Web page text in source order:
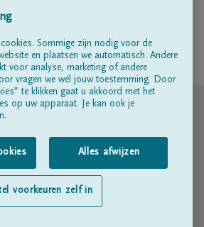
© DELA
Privacyverklaring
Sommige zijn nodig voor de
en plaatsen we automatisch. Andere
voor analyse, marketing of andere
vragen we wél jouw toestemming. Door
te klikken gaat u akkoord met het
op uw apparaat. Je kan ook je
Alles afwijzen
voorkeuren zelf in